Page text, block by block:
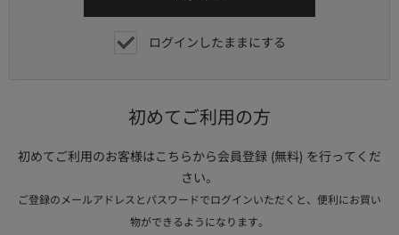
ログインしたままにする
初めてご利用の方
初めてご利用のお客様はこちらから会員登録 (無料) を行ってくだ
さい。
ご登録のメールアドレスとパスワードでログインいただくと、便利にお買い
物ができるようになります。